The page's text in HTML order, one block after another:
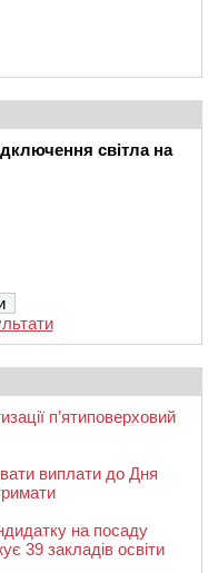
світла на
п’ятиповерховий
виплати до Дня
на посаду
39 закладів освіти